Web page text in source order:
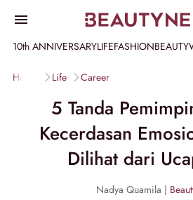
10th ANNIVERSARYLIFEFASHIONBEAUTY
Home Life Career
5 Tanda
Kecerdasan
Dilihat dari
Nadya Quamila |